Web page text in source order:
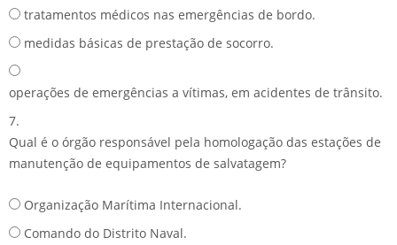
tratamentos médicos nas emergências de bordo.
medidas básicas de prestação de socorro.
operações de emergências a vítimas, em acidentes de trânsito.
7.
Qual é o órgão responsável pela homologação das estações de
manutenção de equipamentos de salvatagem?
Organização Marítima Internacional.
Comando do Distrito Naval.